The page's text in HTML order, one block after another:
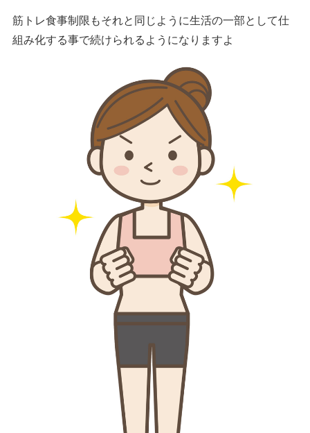
筋トレ食事制限もそれと同じように生活の一部として仕
組み化する事で続けられるようになりますよ